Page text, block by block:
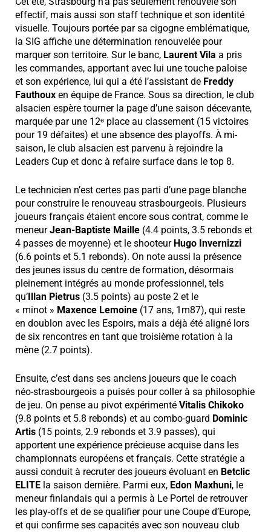
effectif, mais aussi son staff technique et son identité
visuelle. Toujours portée par sa cigogne emblématique,
la SIG affiche une détermination renouvelée pour
marquer son territoire. Sur le banc, Laurent Vila a pris
les commandes, apportant avec lui une touche paloise
et son expérience, lui qui a été l’assistant de Freddy
Fauthoux en équipe de France. Sous sa direction, le club
alsacien espère tourner la page d’une saison décevante,
marquée par une 12ᵉ place au classement (15 victoires
pour 19 défaites) et une absence des playoffs. À mi-
saison, le club alsacien est parvenu à rejoindre la
Leaders Cup et donc à refaire surface dans le top 8.
Le technicien n’est certes pas parti d’une page blanche
pour construire le renouveau strasbourgeois. Plusieurs
joueurs français étaient encore sous contrat, comme le
meneurJean-Baptiste Maille (4.4 points, 3.5 rebonds et
4 passes de moyenne) et le shooteur Hugo Invernizzi
(6.6 points et 5.1 rebonds). On note aussi la présence
des jeunes issus du centre de formation, désormais
pleinement intégrés au monde professionnel, tels
qu’Illan Pietrus (3.5 points) au poste 2 et le
« minot » Maxence Lemoine (17 ans, 1m87), qui reste
en doublon avec les Espoirs, mais a déjà été aligné lors
de six rencontres en tant que troisième rotation à la
mène (2.7 points).
Ensuite, c’est dans ses anciens joueurs que le coach
néo-strasbourgeois a puisés pour coller à sa philosophie
de jeu. On pense au pivot expérimenté Vitalis Chikoko
(9.8 points et 5.8 rebonds) et au combo-guard Dominic
Artis (15 points, 2.9 rebonds et 3.9 passes), qui
apportent une expérience précieuse acquise dans les
championnats européens et français. Cette stratégie a
aussi conduit à recruter des joueurs évoluant en Betclic
ELITE la saison dernière. Parmi eux, Edon Maxhuni, le
meneur finlandais qui a permis à Le Portel de retrouver
les play-offs et de se qualifier pour une Coupe d’Europe,
et qui confirme ses capacités avec son nouveau club